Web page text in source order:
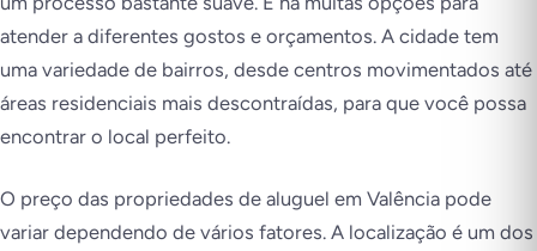
atender a diferentes gostos e orçamentos. A cidade tem
uma variedade de bairros, desde centros movimentados até
áreas residenciais mais descontraídas, para que você possa
encontrar o local perfeito.
O preço das propriedades de aluguel em Valência pode
variar dependendo de vários fatores. A localização é um dos